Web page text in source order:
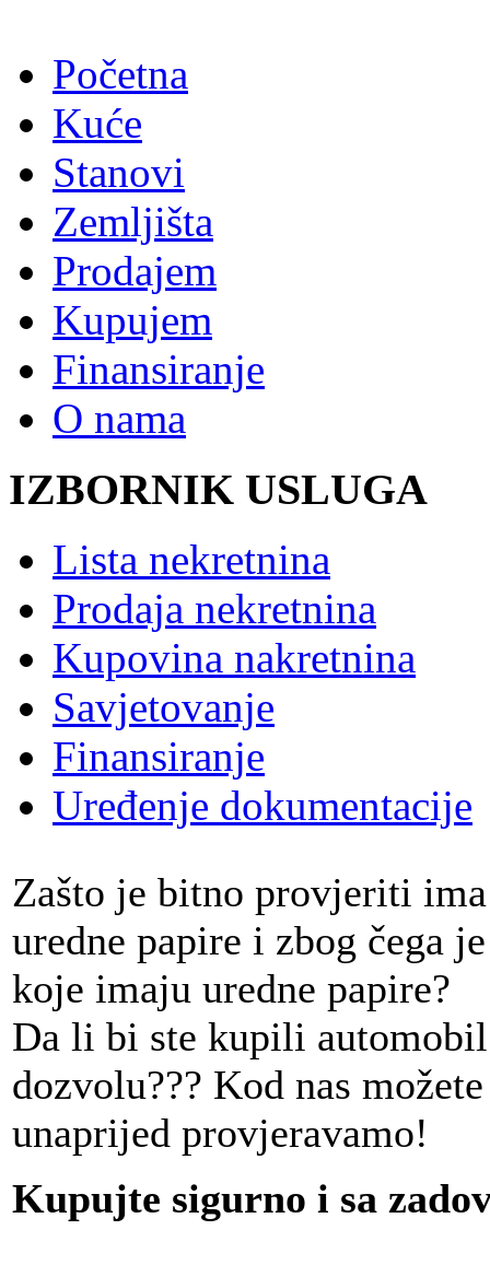
Početna
Kuće
Stanovi
Zemljišta
Prodajem
Kupujem
Finansiranje
O nama
IZBORNIK USLUGA
Lista nekretnina
Prodaja nekretnina
Kupovina nakretnina
Savjetovanje
Finansiranje
Uređenje dokumentacije
Zašto je bitno provjeriti
uredne papire i zbog čega
koje imaju uredne papire?
Da li bi ste kupili
dozvolu??? Kod nas
unaprijed provjeravamo!
Kupujte sigurno i sa